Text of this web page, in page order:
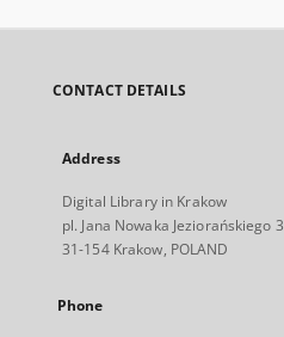
CONTACT DETAILS
Address
Digital Library in Krakow
pl. Jana Nowaka Jeziorańskiego 3
31-154 Krakow, POLAND
Phone